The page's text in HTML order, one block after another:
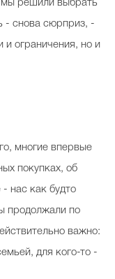
мы решили выбрать
- снова сюрприз, -
и ограничения, но и
многие впервые
покупках, об
- нас как будто
продолжали по
важно:
для кого-то -